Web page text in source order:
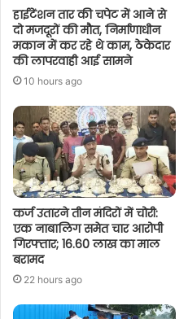
हाईटेंशन तार की चपेट में आने से
दो मजदूरों की मौत, निर्माणाधीन
मकान में कर रहे थे काम, ठेकेदार
की लापरवाही आई सामने
10 hours ago
कर्ज उतारने तीन मंदिरों में चोरी:
एक नाबालिग समेत चार आरोपी
गिरफ्तार; 16.60 लाख का माल
बरामद
22 hours ago